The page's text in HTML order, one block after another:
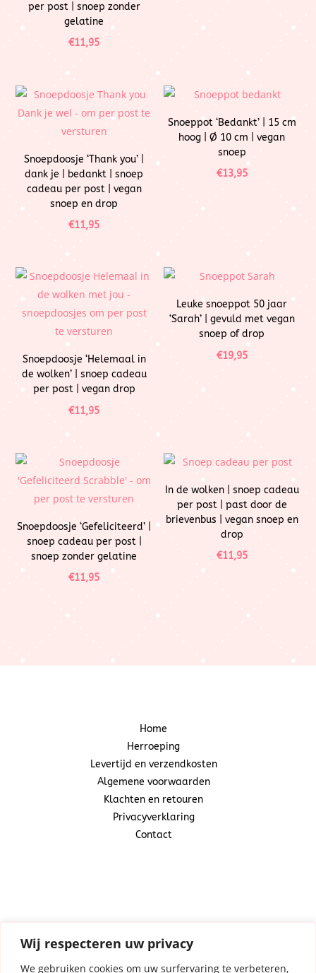
Wij respecteren uw privacy
We gebruiken cookies om uw surfervaring te verbeteren,
per post | snoep zonder
gelatine
€11,95
Snoepdoosje ‘Thank you’ |
dank je | bedankt | snoep
cadeau per post | vegan
snoep en drop
€11,95
Snoeppot ‘Bedankt’ | 15 cm
hoog | Ø 10 cm | vegan
snoep
€13,95
Snoepdoosje ‘Helemaal in
de wolken’ | snoep cadeau
per post | vegan drop
€11,95
Leuke snoeppot 50 jaar
‘Sarah’ | gevuld met vegan
snoep of drop
€19,95
Snoepdoosje ‘Gefeliciteerd’ |
snoep cadeau per post |
snoep zonder gelatine
€11,95
In de wolken | snoep cadeau
per post | past door de
brievenbus | vegan snoep en
drop
€11,95
Home
Herroeping
Levertijd en verzendkosten
Algemene voorwaarden
Klachten en retouren
Privacyverklaring
Contact